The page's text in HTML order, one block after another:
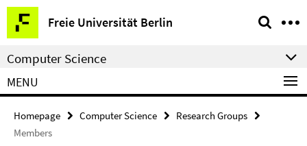
Springe
direkt
zu
Inhalt
Freie Universität Berlin
Service
Navigation
Computer Science
MENU
Homepage Computer Science
Research Groups
Members